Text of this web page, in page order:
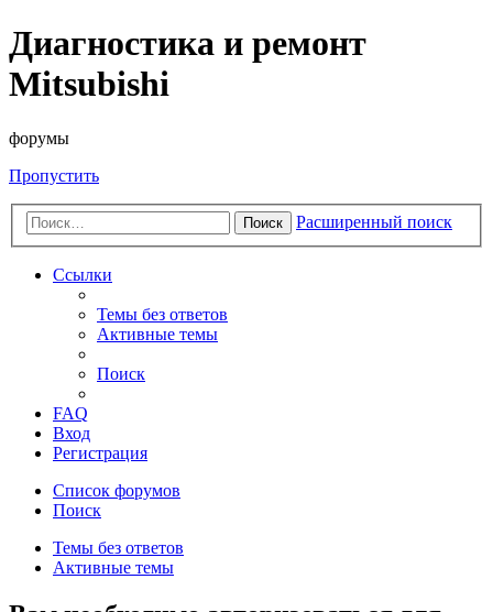
Диагностика и ремонт
Mitsubishi
форумы
Пропустить
Поиск Расширенный поиск
Ссылки
Темы без ответов
Активные темы
Поиск
FAQ
Вход
Регистрация
Список форумов
Поиск
Темы без ответов
Активные темы